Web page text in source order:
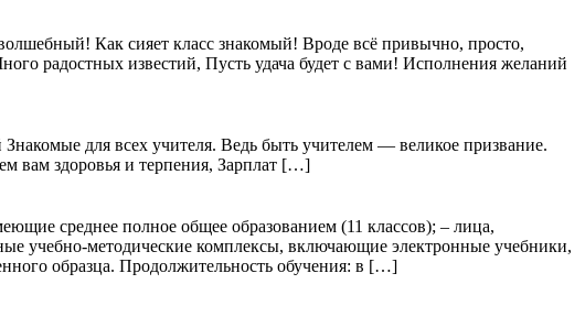
Как сияет класс знакомый! Вроде всё привычно, просто,
радостных известий, Пусть удача будет с вами! Исполнения желаний
для всех учителя. Ведь быть учителем — великое призвание.
вам здоровья и терпения, Зарплат […]
среднее полное общее образованием (11 классов); – лица,
учебно-методические комплексы, включающие электронные учебники,
образца. Продолжительность обучения: в […]